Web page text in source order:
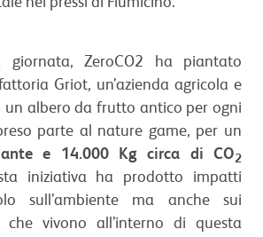
giornata, ZeroCO2 ha piantato
Griot, un’azienda agricola e
un albero da frutto antico per ogni
parte al nature game, per un
e 14.000 Kg circa di CO2
iniziativa ha prodotto impatti
sull’ambiente ma anche sui
che vivono all’interno di questa